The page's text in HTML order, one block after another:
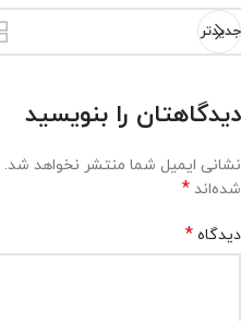
جدیدتر
دیدگاهتان را بنویسید
نشانی ایمیل شما منتشر نخواهد شد.
شده‌اند *
دیدگاه *